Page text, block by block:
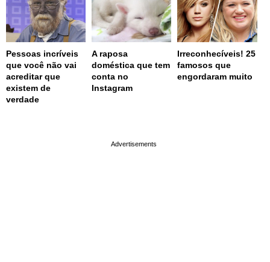
Pessoas incríveis
que você não vai
acreditar que
existem de
verdade
A raposa
doméstica que tem
conta no
Instagram
Irreconhecíveis! 25
famosos que
engordaram muito